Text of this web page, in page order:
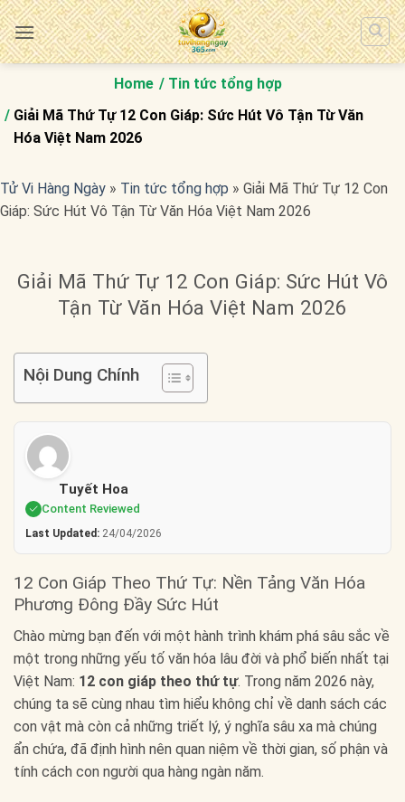
Bỏ
qua
nội
Home
Tin tức tổng hợp
Giải Mã Thứ Tự 12 Con Giáp: Sức Hút Vô Tận Từ Văn
Hóa Việt Nam 2026
Tử Vi Hàng Ngày » Tin tức tổng hợp » Giải Mã Thứ Tự 12 Con
Giáp: Sức Hút Vô Tận Từ Văn Hóa Việt Nam 2026
Giải Mã Thứ Tự 12 Con Giáp: Sức Hút Vô
Tận Từ Văn Hóa Việt Nam 2026
Nội Dung Chính
Tuyết Hoa
Content Reviewed
Last Updated: 24/04/2026
12 Con Giáp Theo Thứ Tự: Nền Tảng Văn Hóa
Phương Đông Đầy Sức Hút
Chào mừng bạn đến với một hành trình khám phá sâu sắc về
một trong những yếu tố văn hóa lâu đời và phổ biến nhất tại
Việt Nam: 12 con giáp theo thứ tự. Trong năm 2026 này,
chúng ta sẽ cùng nhau tìm hiểu không chỉ về danh sách các
con vật mà còn cả những triết lý, ý nghĩa sâu xa mà chúng
ẩn chứa, đã định hình nên quan niệm về thời gian, số phận và
tính cách con người qua hàng ngàn năm.